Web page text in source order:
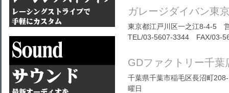
ガレージダイバン東
東京都江戸川区一之江8-4-5
TEL/03-5607-3344 FAX/03-
GDファクトリー千葉
千葉県千葉市稲毛区長沼町
曜日